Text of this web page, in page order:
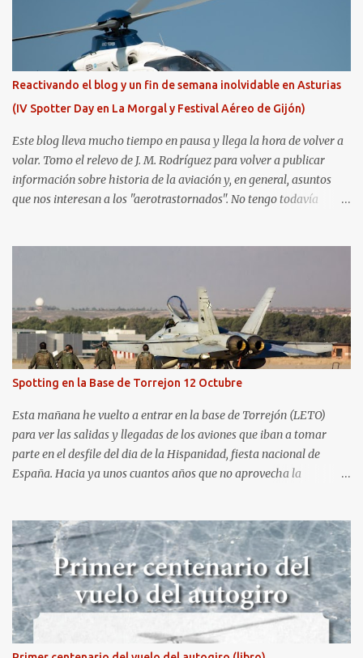
Reactivando el blog y un fin de semana inolvidable en Asturias
(IV Spotter Day en La Morgal y Festival Aéreo de Gijón)
Este blog lleva mucho tiempo en pausa y llega la hora de volver a
volar. Tomo el relevo de J. M. Rodríguez para volver a publicar
información sobre historia de la aviación y, en general, asuntos
que nos interesan a los "aerotrastornados". No tengo todavía
Aerospotters Principado a una genial sesión fotográfica en el
aeródromo de La Morgal (todavía no he tenido tiempo de
procesar esas imágenes). Al día siguiente, asistí al Festival Aéreo de
Gijón . He aquí algunas de las tomas que realicé este pasado
Spotting en la Base de Torrejon 12 Octubre
Esta mañana he vuelto a entrar en la base de Torrejón (LETO)
para ver las salidas y llegadas de los aviones que iban a tomar
parte en el desfile del dia de la Hispanidad, fiesta nacional de
España. Hacia ya unos cuantos años que no aprovecha la
cercano en la senda de aterrizaje) pero... no es lo mismo :-) La cita
comenzaba a las 8:30 de la mañana en el control de seguridad de
la base militar con mas de 100 personas haciendo cola para
identificarnos antes de acceder. Una vez dentro, como otras
ocasiones, hemos dejado los coches en una zona común desde la
que nos han trasladado en autobuses por el interior de la base. La
primera parada ha sido en la plataforma al lado de donde estaban